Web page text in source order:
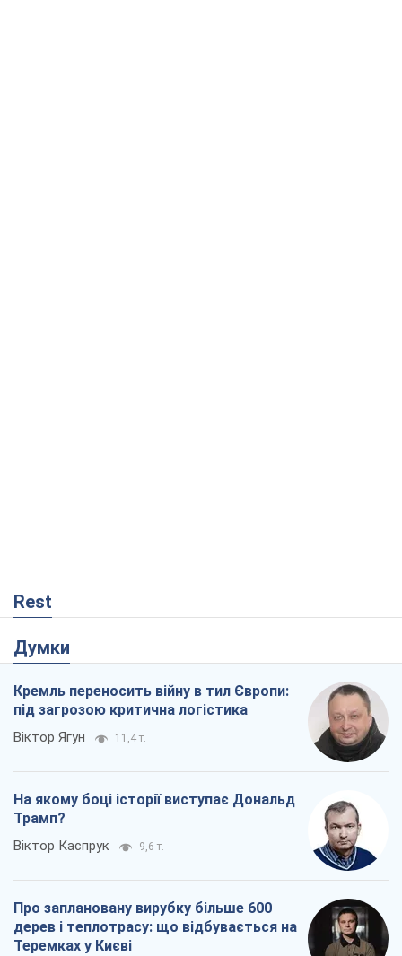
Rest
Думки
Кремль переносить війну в тил Європи:
під загрозою критична логістика
Віктор Ягун 11,4 т.
На якому боці історії виступає Дональд
Трамп?
Віктор Каспрук 9,6 т.
Про заплановану вирубку більше 600
дерев і теплотрасу: що відбувається на
Теремках у Києві